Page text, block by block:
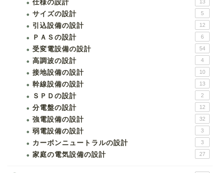
仕様の設計 13
サイズの設計 5
引込設備の設計 12
ＰＡＳの設計 6
受変電設備の設計 54
高調波の設計 4
接地設備の設計 10
幹線設備の設計 13
ＳＰＤの設計 2
分電盤の設計 12
強電設備の設計 32
弱電設備の設計 3
カーボンニュートラルの設計 3
家庭の電気設備の設計 27